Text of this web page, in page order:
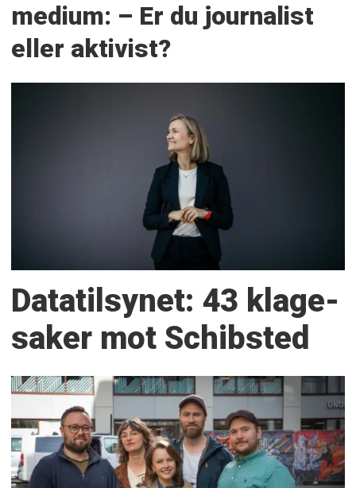
medium: – Er du journalist
eller aktivist?
Datatilsynet: 43 klage­
saker mot Schibsted